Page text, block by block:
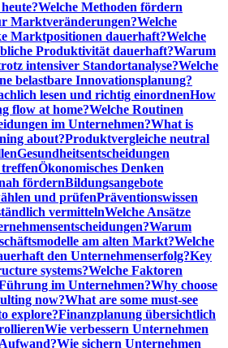
Welche Methoden fördern
Marktveränderungen?Welche
Marktpositionen dauerhaft?Welche
Produktivität dauerhaft?Warum
intensiver Standortanalyse?Welche
belastbare Innovationsplanung?
lesen und richtig einordnenHow
flow at home?Welche Routinen
im Unternehmen?What is
about?Produktvergleiche neutral
Gesundheitsentscheidungen
Ökonomisches Denken
fördernBildungsangebote
und prüfenPräventionswissen
vermittelnWelche Ansätze
Warum
am alten Markt?Welche
den Unternehmenserfolg?Key
systems?Welche Faktoren
im Unternehmen?Why choose
now?What are some must-see
explore?Finanzplanung übersichtlich
Wie verbessern Unternehmen
Wie sichern Unternehmen